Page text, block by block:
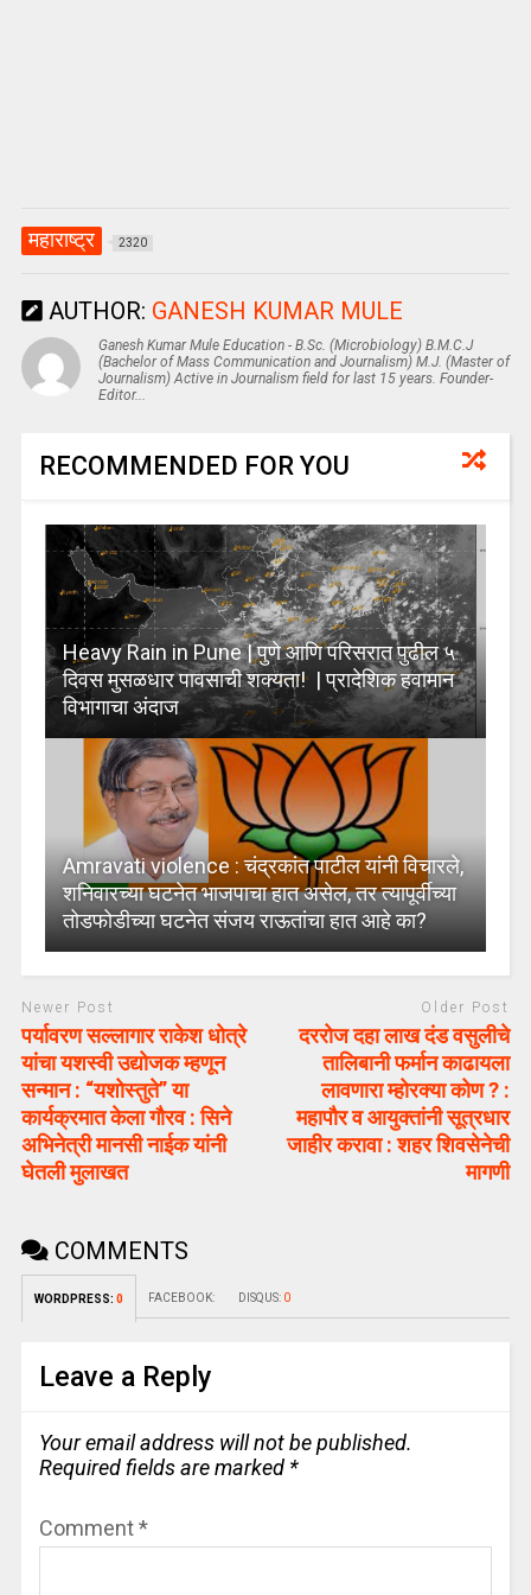
महाराष्ट्र 2320
AUTHOR: GANESH KUMAR MULE
Ganesh Kumar Mule Education - B.Sc. (Microbiology) B.M.C.J
(Bachelor of Mass Communication and Journalism) M.J. (Master of
Journalism) Active in Journalism field for last 15 years. Founder-
Editor...
RECOMMENDED FOR YOU
Heavy Rain in Pune | पुणे आणि परिसरात पुढील ५
दिवस मुसळधार पावसाची शक्यता! | प्रादेशिक हवामान
विभागाचा अंदाज
Amravati violence : चंद्रकांत पाटील यांनी विचारले,
शनिवारच्या घटनेत भाजपाचा हात असेल, तर त्यापूर्वीच्या
तोडफोडीच्या घटनेत संजय राऊतांचा हात आहे का?
Newer Post
पर्यावरण सल्लागार राकेश धोत्रे
यांचा यशस्वी उद्योजक म्हणून
सन्मान : “यशोस्तुते” या
कार्यक्रमात केला गौरव : सिने
अभिनेत्री मानसी नाईक यांनी
घेतली मुलाखत
Older Post
दररोज दहा लाख दंड वसुलीचे
तालिबानी फर्मान काढायला
लावणारा म्होरक्या कोण ? :
महापौर व आयुक्तांनी सूत्रधार
जाहीर करावा : शहर शिवसेनेची
मागणी
COMMENTS
WORDPRESS: 0 FACEBOOK: DISQUS: 0
Leave a Reply
Your email address will not be published.
Required fields are marked *
Comment*